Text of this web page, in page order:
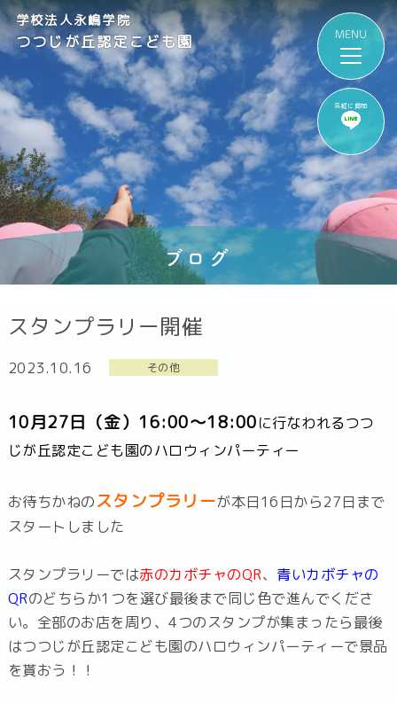
気軽に質問
学校法人永嶋学院
つつじが丘認定こども園
ブログ
スタンプラリー開催
2023.10.16 その他
10月27日（金）16:00～18:00に行なわれるつつ
じが丘認定こども園のハロウィンパーティー
お待ちかねのスタンプラリーが本日16日から27日まで
スタートしました
スタンプラリーでは赤のカボチャのQR、 青いカボチャの
QRのどちらか1つを選び最後まで同じ色で進んでくださ
い。全部のお店を周り、4つのスタンプが集まったら最後
はつつじが丘認定こども園のハロウィンパーティーで景品
を貰おう！！